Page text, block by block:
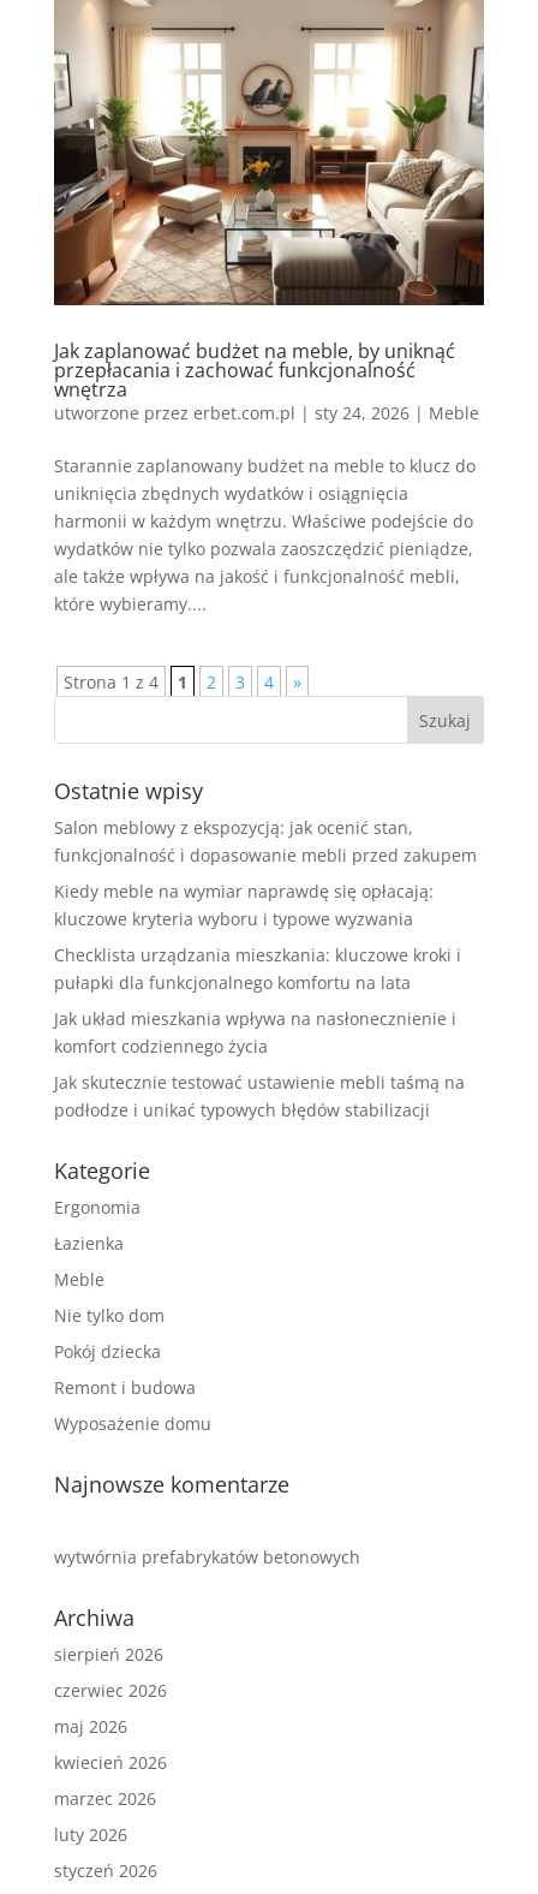
Jak zaplanować budżet na meble, by uniknąć
przepłacania i zachować funkcjonalność
wnętrza
utworzone przez erbet.com.pl | sty 24, 2026| Meble
Starannie zaplanowany budżet na meble to klucz do
uniknięcia zbędnych wydatków i osiągnięcia
harmonii w każdym wnętrzu. Właściwe podejście do
wydatków nie tylko pozwala zaoszczędzić pieniądze,
ale także wpływa na jakość i funkcjonalność mebli,
które wybieramy....
Strona 1 z 4 1 2 3 4 »
Ostatnie wpisy
Salon meblowy z ekspozycją: jak ocenić stan,
funkcjonalność i dopasowanie mebli przed zakupem
Kiedy meble na wymiar naprawdę się opłacają:
kluczowe kryteria wyboru i typowe wyzwania
Checklista urządzania mieszkania: kluczowe kroki i
pułapki dla funkcjonalnego komfortu na lata
Jak układ mieszkania wpływa na nasłonecznienie i
komfort codziennego życia
Jak skutecznie testować ustawienie mebli taśmą na
podłodze i unikać typowych błędów stabilizacji
Kategorie
Ergonomia
Łazienka
Meble
Nie tylko dom
Pokój dziecka
Remont i budowa
Wyposażenie domu
Najnowsze komentarze
wytwórnia prefabrykatów betonowych
Archiwa
sierpień 2026
czerwiec 2026
maj 2026
kwiecień 2026
marzec 2026
luty 2026
styczeń 2026